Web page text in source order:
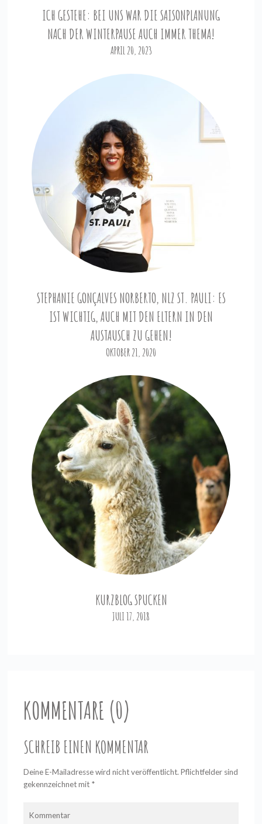
ICH GESTEHE: BEI UNS WAR DIE SAISONPLANUNG
NACH DER WINTERPAUSE AUCH IMMER THEMA!
APRIL 20, 2023
STEPHANIE GONÇALVES NORBERTO, NLZ ST. PAULI: ES
IST WICHTIG, AUCH MIT DEN ELTERN IN DEN
AUSTAUSCH ZU GEHEN!
OKTOBER 21, 2020
KURZBLOG SPUCKEN
JULI 17, 2018
KOMMENTARE (0)
SCHREIB EINEN KOMMENTAR
Deine E-Mailadresse wird nicht veröffentlicht. Pflichtfelder sind
gekennzeichnet mit *